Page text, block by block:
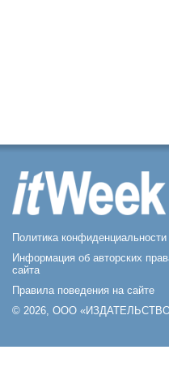
Политика
Информация об авторских
сайта
Правила поведения на сайте
© 2026, ООО